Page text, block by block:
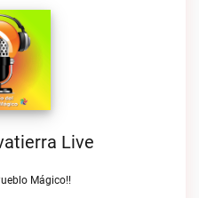
Live
Mágico!!